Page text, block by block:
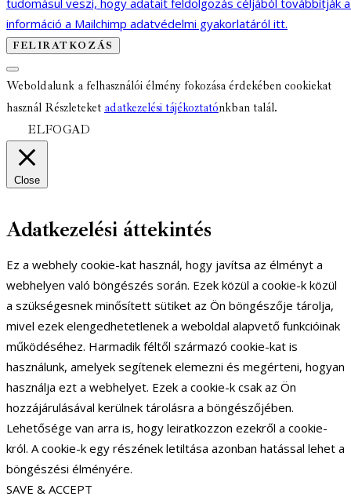
tudomásul veszi, hogy adatait feldolgozás céljából továbbítják
információ a Mailchimp adatvédelmi gyakorlatáról itt.
Weboldalunk a felhasználói élmény fokozása érdekében cookiekat
használ Részleteket adatkezelési tájékoztatónkban talál.
ELFOGAD
Close
Adatkezelési áttekintés
Ez a webhely cookie-kat használ, hogy javítsa az élményt a
webhelyen való böngészés során. Ezek közül a cookie-k közül
a szükségesnek minősített sütiket az Ön böngészője tárolja,
mivel ezek elengedhetetlenek a weboldal alapvető funkcióinak
működéséhez. Harmadik féltől származó cookie-kat is
használunk, amelyek segítenek elemezni és megérteni, hogyan
használja ezt a webhelyet. Ezek a cookie-k csak az Ön
hozzájárulásával kerülnek tárolásra a böngészőjében.
Lehetősége van arra is, hogy leiratkozzon ezekről a cookie-
król. A cookie-k egy részének letiltása azonban hatással lehet a
böngészési élményére.
SAVE & ACCEPT